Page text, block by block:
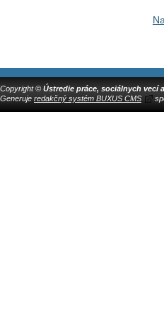
Copyright © Ústredie práce, sociálnych vecí
Generuje redakčný systém BUXUS CMS